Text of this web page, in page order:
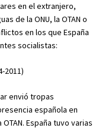
en el extranjero,
de la ONU, la OTAN o
en los que España
socialistas:
2011)
envió tropas
española en
España tuvo varias